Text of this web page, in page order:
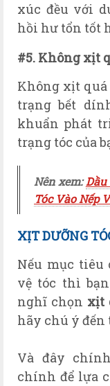
xúc đều với
hồi hư tổn tốt
#5. Không xịt
Không xịt
trạng bết
khuẩn phát
trạng tóc của
Nên xem:Dầu
Tóc Vào Nếp
XỊT DƯỠNG
Nếu mục
vệ tóc thì
nghĩ chọn xịt
hãy chú ý
Và đây
chính để lựa